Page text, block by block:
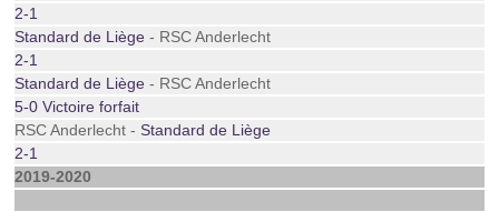
2-1
Standard de Liège - RSC Anderlecht
2-1
Standard de Liège - RSC Anderlecht
5-0 Victoire forfait
RSC Anderlecht -Standard de Liège
2-1
2019-2020